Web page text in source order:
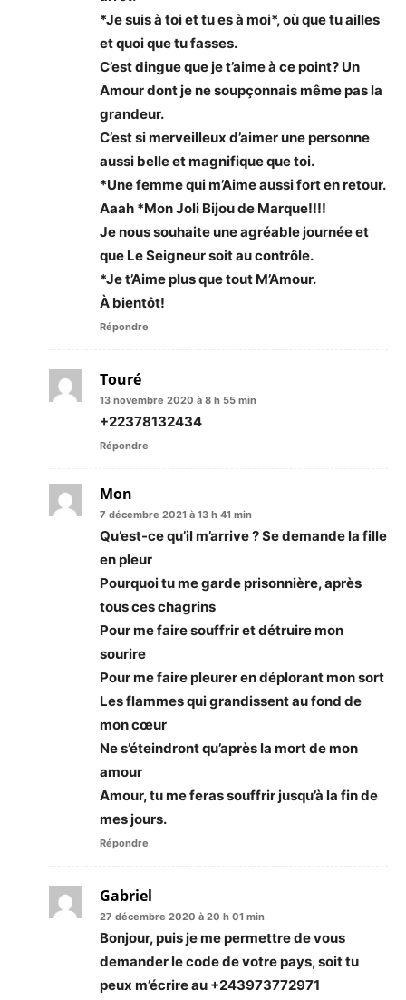
*Je suis à toi et tu es à moi*, où que tu ailles
et quoi que tu fasses.
C’est dingue que je t’aime à ce point? Un
Amour dont je ne soupçonnais même pas la
grandeur.
C’est si merveilleux d’aimer une personne
aussi belle et magnifique que toi.
*Une femme qui m’Aime aussi fort en retour.
Aaah *Mon Joli Bijou de Marque!!!!
Je nous souhaite une agréable journée et
que Le Seigneur soit au contrôle.
*Je t’Aime plus que tout M’Amour.
À bientôt!
Répondre
Touré
13 novembre 2020 à 8 h 55 min
+22378132434
Répondre
Mon
7 décembre 2021 à 13 h 41 min
Qu’est-ce qu’il m’arrive ? Se demande la fille
en pleur
Pourquoi tu me garde prisonnière, après
tous ces chagrins
Pour me faire souffrir et détruire mon
sourire
Pour me faire pleurer en déplorant mon sort
Les flammes qui grandissent au fond de
mon cœur
Ne s’éteindront qu’après la mort de mon
amour
Amour, tu me feras souffrir jusqu’à la fin de
mes jours.
Répondre
Gabriel
27 décembre 2020 à 20 h 01 min
Bonjour, puis je me permettre de vous
demander le code de votre pays, soit tu
peux m’écrire au +243973772971